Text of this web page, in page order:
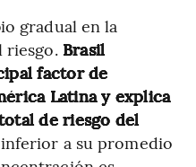
gradual en la
riesgo. Brasil
factor de
Latina y explica
de riesgo del
a su promedio